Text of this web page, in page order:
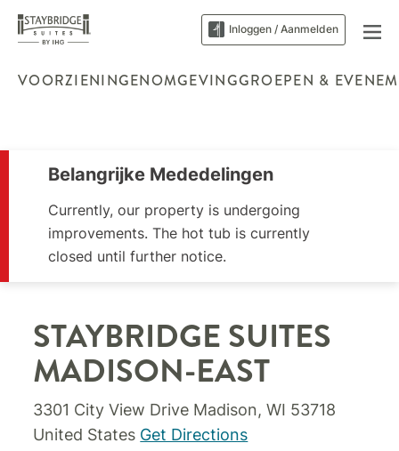
Inloggen / Aanmelden
VOORZIENINGENOMGEVINGGROEPEN &
Belangrijke Mededelingen
Currently, our property is undergoing
improvements. The hot tub is currently
closed until further notice.
STAYBRIDGE SUITES
MADISON-EAST
3301 City View Drive Madison,WI 53718
United States Get Directions